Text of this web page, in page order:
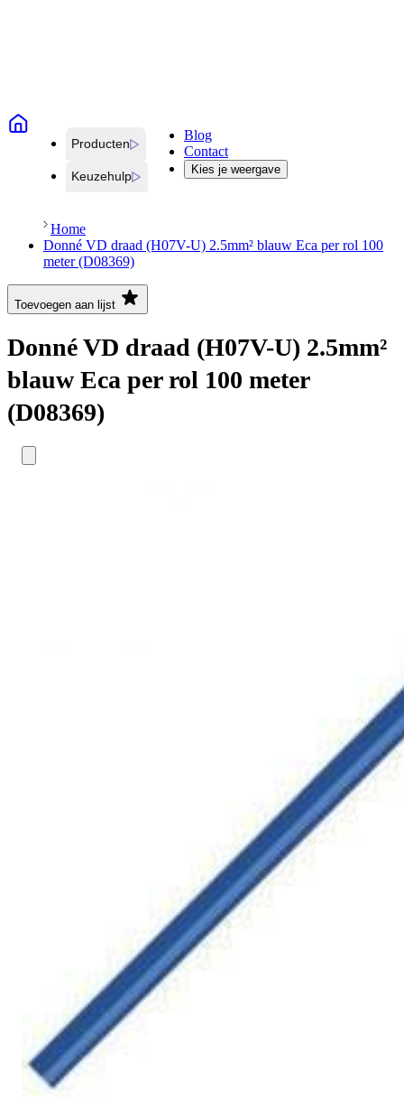
Producten
Keuzehulp
Blog
Contact
Kies je weergave
Home
Donné VD draad (H07V-U) 2.5mm² blauw Eca per rol 100
meter (D08369)
Toevoegen aan lijst
Donné VD draad (H07V-U) 2.5mm²
blauw Eca per rol 100 meter
(D08369)